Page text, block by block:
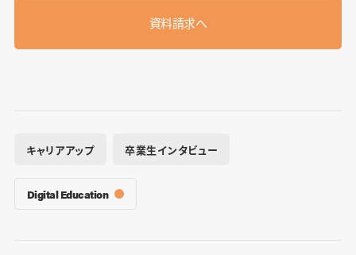
資料請求へ
キャリアアップ 卒業生インタビュー
Digital Education